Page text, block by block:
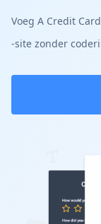
Voeg A Credit
-site zonder